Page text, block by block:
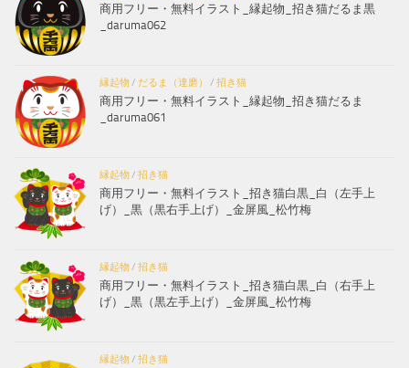
商用フリー・無料イラスト_縁起物_招き猫だるま黒
_daruma062
縁起物/ だるま（達磨） / 招き猫
商用フリー・無料イラスト_縁起物_招き猫だるま
_daruma061
縁起物/ 招き猫
商用フリー・無料イラスト_招き猫白黒_白（左手上
げ）_黒（黒右手上げ）_金屏風_松竹梅
縁起物/ 招き猫
商用フリー・無料イラスト_招き猫白黒_白（右手上
げ）_黒（黒左手上げ）_金屏風_松竹梅
縁起物/ 招き猫